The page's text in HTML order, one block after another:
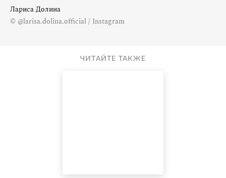
Лариса Долина
© @larisa.dolina.official / Instagram
ЧИТАЙТЕ ТАКЖЕ